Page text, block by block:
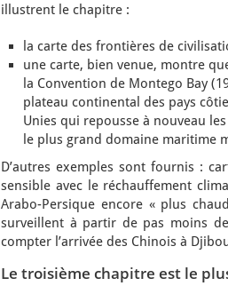
illustrent le chapitre :
la carte des frontières de
une carte, bien venue, montre
la Convention de Montego Bay
plateau continental des pays
Unies qui repousse à nouveau
le plus grand domaine maritime
D’autres exemples sont fournis :
sensible avec le réchauffement
Arabo-Persique encore « plus
surveillent à partir de pas moins
compter l’arrivée des Chinois à
Le troisième chapitre est le